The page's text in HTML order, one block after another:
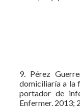
9. Pérez
domiciliaría a la
portador de
Enfermer. 2013;